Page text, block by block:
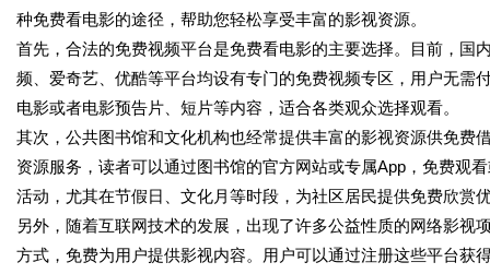
种免费看电影的途径，帮助您轻松享受丰富的影视资源。
首先，合法的免费视频平台是免费看电影的主要选择。目前，国
频、爱奇艺、优酷等平台均设有专门的免费视频专区，用户无需
电影或者电影预告片、短片等内容，适合各类观众选择观看。
其次，公共图书馆和文化机构也经常提供丰富的影视资源供免费
资源服务，读者可以通过图书馆的官方网站或专属App，免费观
活动，尤其在节假日、文化月等时段，为社区居民提供免费欣赏
另外，随着互联网技术的发展，出现了许多公益性质的网络影
方式，免费为用户提供影视内容。用户可以通过注册这些平台获